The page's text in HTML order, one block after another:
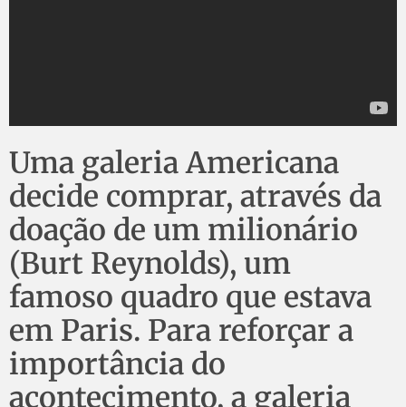
Uma galeria Americana
decide comprar, através da
doação de um milionário
(Burt Reynolds), um
famoso quadro que estava
em Paris. Para reforçar a
importância do
acontecimento, a galeria